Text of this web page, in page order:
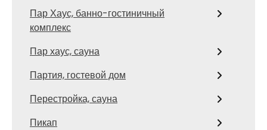
Пар Хаус, банно-гостиничный
комплекс
Пар хаус, сауна
Партия, гостевой дом
Перестройка, сауна
Пикап